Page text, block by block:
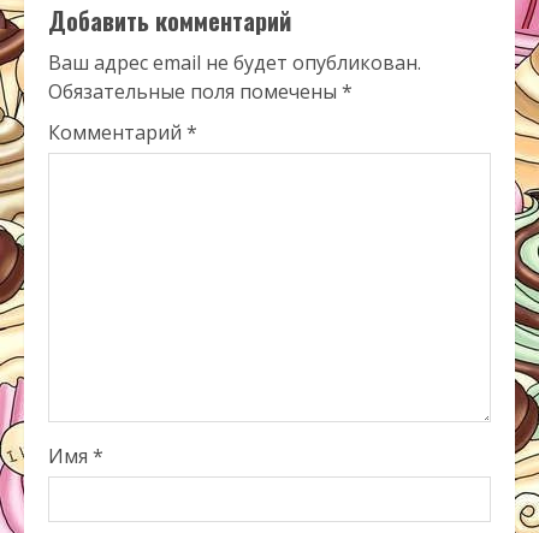
Добавить комментарий
Ваш адрес email не будет опубликован.
Обязательные поля помечены *
Комментарий *
Имя *